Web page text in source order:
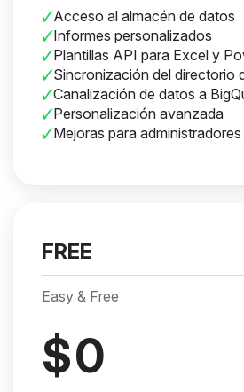
Acceso al almacén de datos
Informes personalizados
Plantillas API para Excel y
Sincronización del directorio
Canalización de datos a
Personalización avanzada
Mejoras para administradores
FREE
Easy & Free
$0